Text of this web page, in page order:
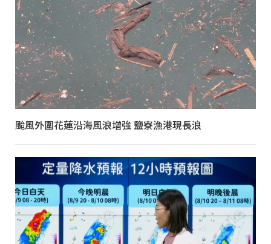
颱風外圍花蓮沿海風浪增強 鹽寮漁港現長浪